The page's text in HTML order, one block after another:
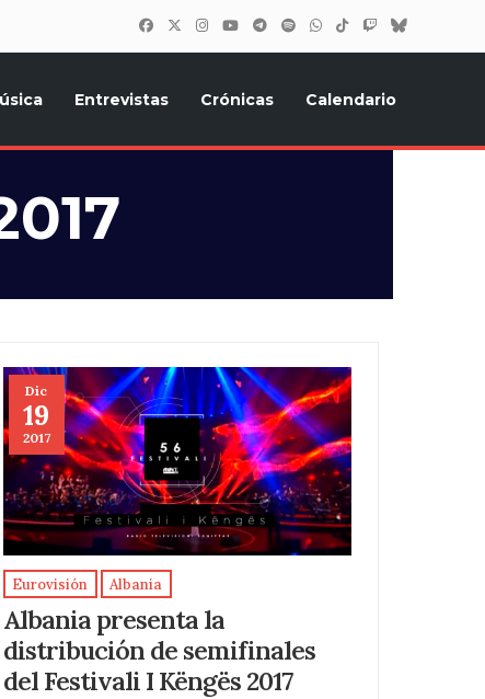
Entrevistas Crónicas Calendario
Dic
19
2017
Eurovisión Albania
Albania presenta la
distribución de semifinales
del Festivali I Këngës 2017